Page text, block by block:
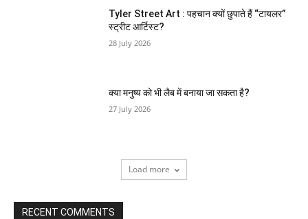
Tyler Street Art : पहचान क्यों छुपाते हैं “टायलर”
स्ट्रीट आर्टिस्ट?
28 July 2026
क्या मनुष्य को भी लैब में बनाया जा सकता है?
27 July 2026
Load more
RECENT COMMENTS